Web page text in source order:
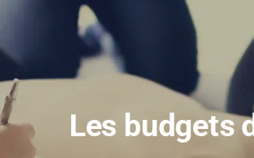
Les budgets